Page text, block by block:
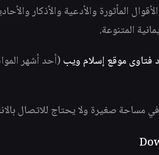
المأثورة والأدعية والأذكار
المتنوعة.
موقع إسلام ويب (أحد أشهر
مساحة صغيرة ولا يحتاج للاتصال